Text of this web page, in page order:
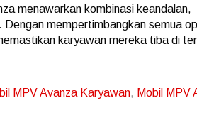
menawarkan kombinasi keandalan,
mempertimbangkan semua
karyawan mereka tiba di
MPV Avanza Karyawan, Mobil MPV